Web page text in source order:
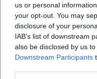
us or personal
your opt-out. You may
disclosure of your
IAB’s list of downstream
also be disclosed by us
Downstream Participants
Wo befindet sich die
Was erwartet mich
Wie teuer ist der